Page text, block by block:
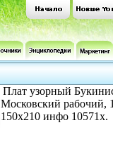
Плат узорный
Московский рабочий,
150x210 инфо 10571x.